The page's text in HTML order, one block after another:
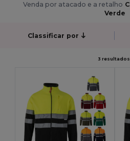
Venda por atacado e a retalho
Verde
Classificar por
3